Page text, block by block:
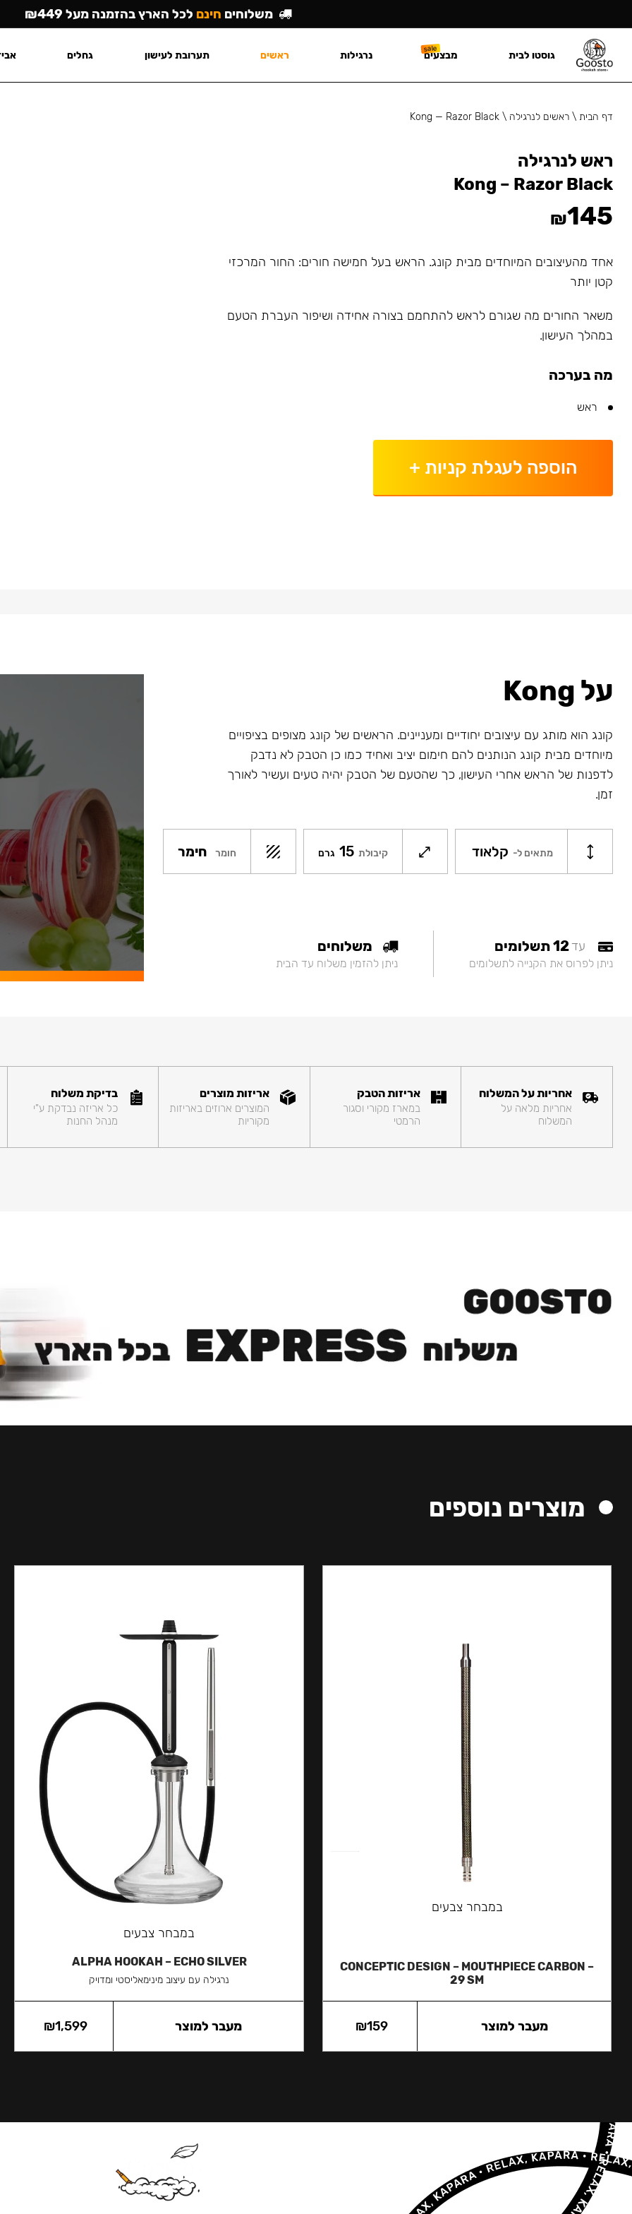
דף הבית\ ראשים לנרגילה \
Kong — Razor Black
ראש לנרגילה
Kong – Razor Black
₪145
אחד מהעיצובים המיוחדים מבית קונג. הראש בעל חמישה חורים: החור המרכזי
קטן יותר
משאר החורים מה שגורם לראש להתחמם בצורה אחידה ושיפור העברת הטעם
במהלך העישון.
מה בערכה
ראש
הוספה לעגלת קניות +
על Kong
קונג הוא מותג עם עיצובים יחודיים ומעניינים. הראשים של קונג מצופים בציפויים
מיוחדים מבית קונג הנותנים להם חימום יציב ואחיד כמו כן הטבק לא נדבק
לדפנות של הראש אחרי העישון, כך שהטעם של הטבק יהיה טעים ועשיר לאורך
זמן.
מתאים ל- קלאוד קיבולת 15 גרם חומר חימר
עד12 תשלומים
ניתן לפרוס את הקנייה לתשלומים
משלוחים
ניתן להזמין משלוח עד הבית
אחריות על המשלוח
אחריות מלאה על
המשלוח
אריזות הטבק
במארז מקורי וסגור
הרמטי
אריזות מוצרים
המוצרים ארוזים באריזות
מקוריות
בדיקת משלוח
כל אריזה נבדקת ע"י
מנהל החנות
מוצרים נוספים
במבחר צבעים
CONCEPTIC DESIGN – MOUTHPIECE CARBON –
29 SM
₪159 מעבר למוצר
במבחר צבעים
ALPHA HOOKAH – ECHO SILVER
נרגילה עם עיצוב מינימאליסטי ומדויק
₪1,599 מעבר למוצר
משלוחים חינם לכל הארץ בהזמנה מעל ₪449
גוסטו לבית מבצעים נרגילות ראשים תערובת לעישון גחלים